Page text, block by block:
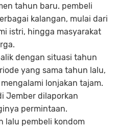
tahun baru. pembeli
kalangan, mulai dari
istri, hingga masyarakat
dengan situasi tahun
yang sama tahun lalu,
lonjakan tajam.
Jember dilaporkan
permintaan.
lalu pembeli kondom